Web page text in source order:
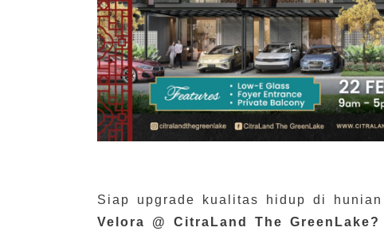
Siap upgrade kualitas hidup di hunian
Velora @ CitraLand The GreenLake?